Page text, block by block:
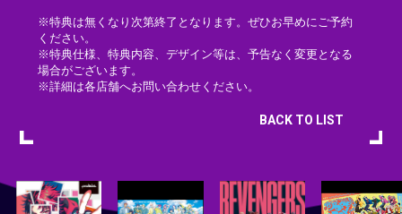
※特典は無くなり次第終了となります。ぜひお早めにご予約
ください。
※特典仕様、特典内容、デザイン等は、予告なく変更となる
場合がございます。
※詳細は各店舗へお問い合わせください。
BACK TO LIST